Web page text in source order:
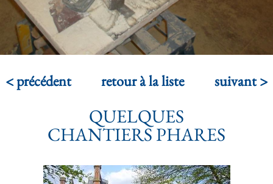
suivant >
< précédent retour à la liste
QUELQUES
CHANTIERS PHARES